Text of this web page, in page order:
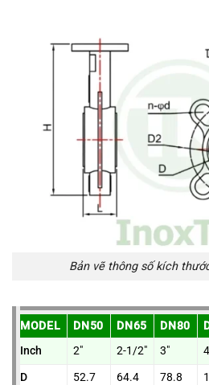
Bản vẽ thông số kích
MODEL DN50 DN65 DN80
Inch
2″ 2-1/2″ 3″
D
52.7 64.4 78.8